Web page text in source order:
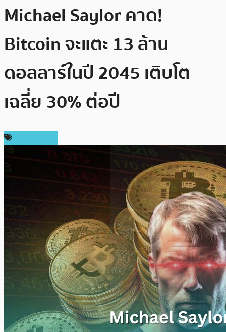
Michael Saylor คาด!
Bitcoin จะแตะ 13 ล้าน
ดอลลาร์ในปี 2045 เติบโต
เฉลี่ย 30% ต่อปี